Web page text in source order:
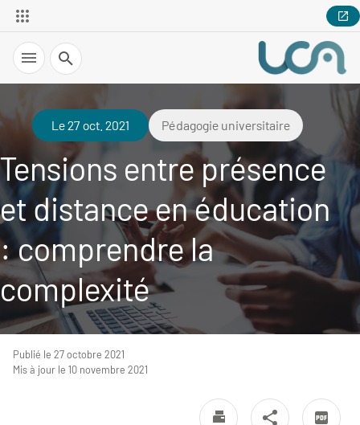
Recherche
Le 27 oct. 2021 Pédagogie universitaire
Tensions entre présence
et distance en éducation
: comprendre la
complexité
Publié le 27 octobre 2021
Mis à jour le 10 novembre 2021